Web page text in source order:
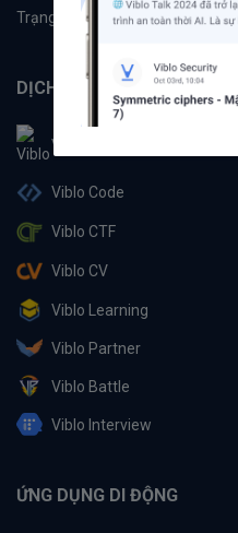
Trạng thái hệ thống
DỊCH VỤ
Viblo
Viblo Code
Viblo CTF
Viblo CV
Viblo Learning
Viblo Partner
Viblo Battle
Viblo Interview
ỨNG DỤNG DI ĐỘNG